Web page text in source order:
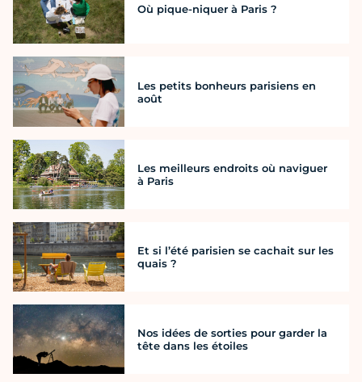
Où pique-niquer à Paris ?
Les petits bonheurs parisiens en
août
Les meilleurs endroits où naviguer
à Paris
Et si l’été parisien se cachait sur les
quais ?
Nos idées de sorties pour garder la
tête dans les étoiles